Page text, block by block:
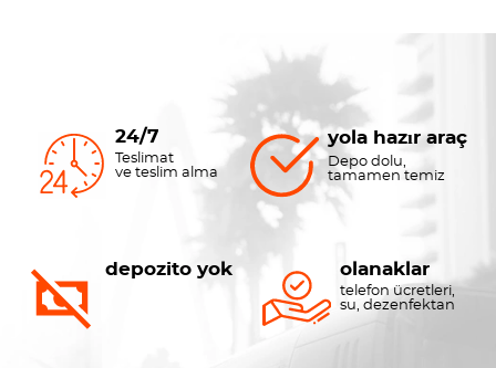
24/7
Teslimat
ve teslim alma
yola hazır araç
Depo dolu,
tamamen temiz
depozito yok olanaklar
telefon ücretleri,
su, dezenfektan